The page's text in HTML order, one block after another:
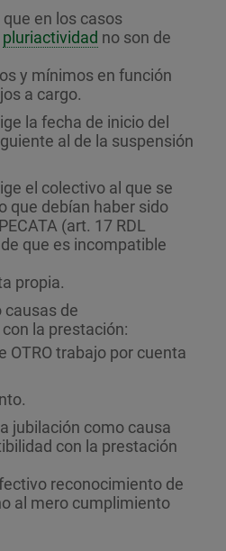
en los casos
pluriactividad no son de
y mínimos en función
a cargo.
la fecha de inicio del
al de la suspensión
el colectivo al que se
que debían haber sido
(art. 17 RDL
que es incompatible
propia.
causas de
la prestación:
OTRO trabajo por cuenta
jubilación como causa
con la prestación
reconocimiento de
al mero cumplimiento